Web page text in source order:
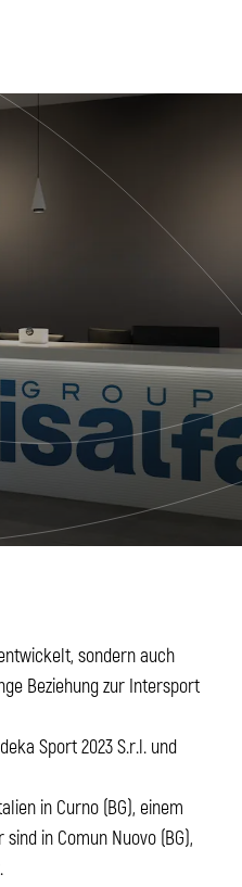
sondern auch
Beziehung zur Intersport
Sport 2023 S.r.l. und
in Curno (BG), einem
in Comun Nuovo (BG),